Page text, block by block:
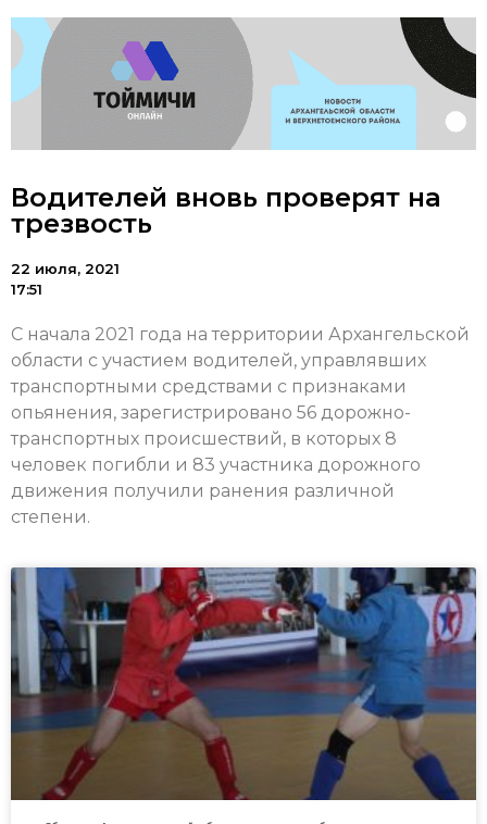
Водителей вновь проверят на
трезвость
22 июля, 2021
17:51
С начала 2021 года на территории Архангельской
области с участием водителей, управлявших
транспортными средствами с признаками
опьянения, зарегистрировано 56 дорожно-
транспортных происшествий, в которых 8
человек погибли и 83 участника дорожного
движения получили ранения различной
степени.